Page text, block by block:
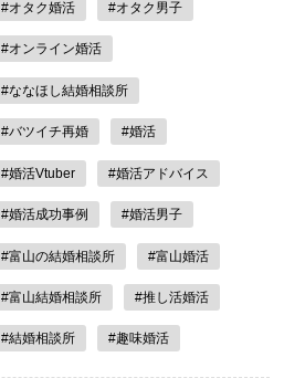
#オタク婚活 #オタク男子
#オンライン婚活
#ななほし結婚相談所
#バツイチ再婚 #婚活
#婚活Vtuber #婚活アドバイス
#婚活成功事例 #婚活男子
#富山の結婚相談所 #富山婚活
#富山結婚相談所 #推し活婚活
#結婚相談所 #趣味婚活